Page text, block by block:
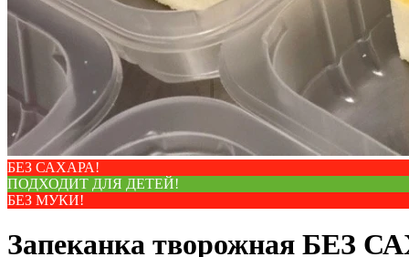
БЕЗ САХАРА!
ПОДХОДИТ ДЛЯ ДЕТЕЙ!
БЕЗ МУКИ!
Запеканка творожная БЕЗ